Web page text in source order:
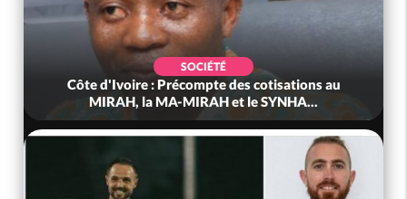
SOCIÉTÉ
Côte d'Ivoire : Précompte des cotisations au
MIRAH, la MA-MIRAH et le SYNHA...